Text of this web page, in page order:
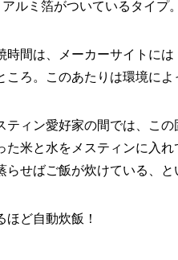
ルミ箔がついているタイプ。
時間は、メーカーサイトに
ころ。このあたりは環境によ
ティン愛好家の間では、こ
た米と水をメスティンに入
らせばご飯が炊けている、と
ほど自動炊飯！